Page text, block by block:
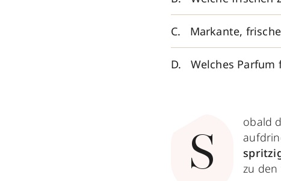
Markante,
Welches Parfum
S
obald
zu den